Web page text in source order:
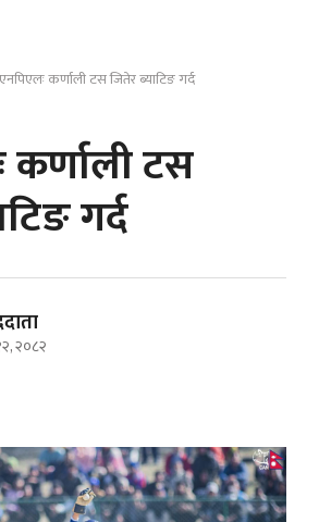
एनपिएलः कर्णाली टस जितेर ब्याटिङ गर्द
कर्णाली टस
गर्द
२०८२